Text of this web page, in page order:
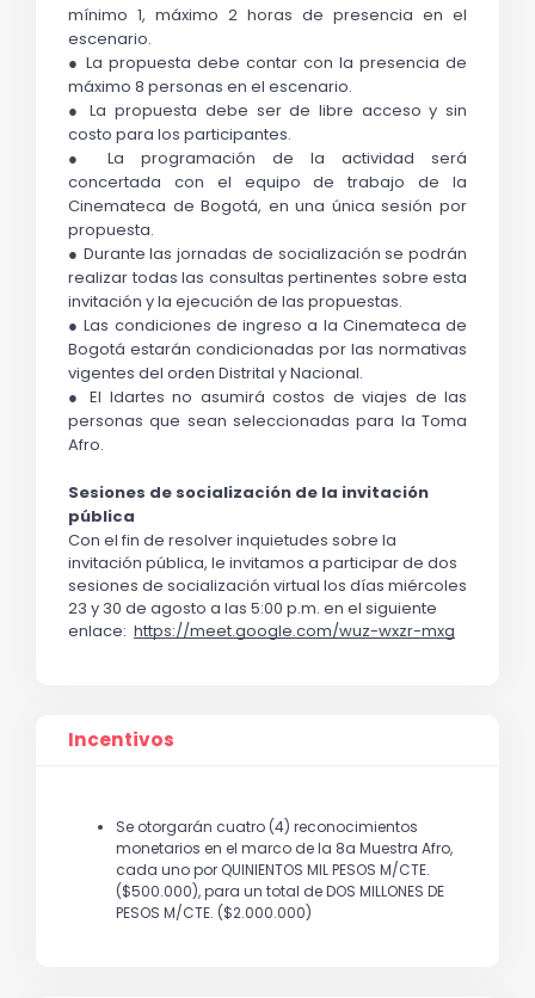
mínimo 1, máximo 2 horas de presencia en el
escenario.
● La propuesta debe contar con la presencia de
máximo 8 personas en el escenario.
● La propuesta debe ser de libre acceso y sin
costo para los participantes.
● La programación de la actividad será
concertada con el equipo de trabajo de la
Cinemateca de Bogotá, en una única sesión por
propuesta.
● Durante las jornadas de socialización se podrán
realizar todas las consultas pertinentes sobre esta
invitación y la ejecución de las propuestas.
● Las condiciones de ingreso a la Cinemateca de
Bogotá estarán condicionadas por las normativas
vigentes del orden Distrital y Nacional.
● El Idartes no asumirá costos de viajes de las
personas que sean seleccionadas para la Toma
Afro.
Sesiones de socialización de la invitación
pública
Con el fin de resolver inquietudes sobre la
invitación pública, le invitamos a participar de dos
sesiones de socialización virtual los días miércoles
23 y 30 de agosto a las 5:00 p.m. en el siguiente
enlace: https://meet.google.com/wuz-wxzr-mxg
Incentivos
Se otorgarán cuatro (4) reconocimientos
monetarios en el marco de la 8a Muestra Afro,
cada uno por QUINIENTOS MIL PESOS M/CTE.
($500.000), para un total de DOS MILLONES DE
PESOS M/CTE. ($2.000.000)